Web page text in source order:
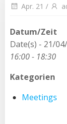
Apr. 21 /
Datum/Zeit
Date(s) - 21/
16:00 - 18:30
Kategorien
Meetings